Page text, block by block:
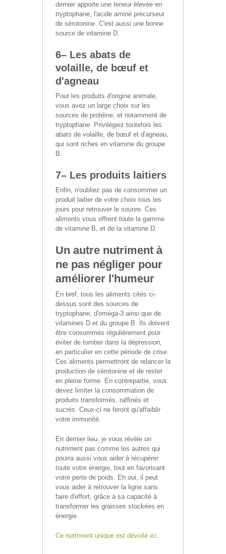
dernier apporte une teneur élevée en
tryptophane, l'acide aminé précurseur
de sérotonine. C'est aussi une bonne
source de vitamine D.
6– Les abats de
volaille, de bœuf et
d'agneau
Pour les produits d'origine animale,
vous avez un large choix sur les
sources de protéine, et notamment de
tryptophane. Privilégiez toutefois les
abats de volaille, de bœuf et d'agneau,
qui sont riches en vitamine du groupe
B.
7– Les produits laitiers
Enfin, n'oubliez pas de consommer un
produit laitier de votre choix tous les
jours pour retrouver le sourire. Ces
aliments vous offrent toute la gamme
de vitamine B, et de la vitamine D.
Un autre nutriment à
ne pas négliger pour
améliorer l'humeur
En bref, tous les aliments cités ci-
dessus sont des sources de
tryptophane, d'oméga-3 ainsi que de
vitamines D et du groupe B. Ils doivent
être consommés régulièrement pour
éviter de tomber dans la dépression,
en particulier en cette période de crise.
Ces aliments permettront de relancer la
production de sérotonine et de rester
en pleine forme. En contrepartie, vous
devez limiter la consommation de
produits transformés, raffinés et
sucrés. Ceux-ci ne feront qu'affaiblir
votre immunité.
En dernier lieu, je vous révèle un
nutriment pas comme les autres qui
pourra aussi vous aider à récupérer
toute votre énergie, tout en favorisant
votre perte de poids. Eh oui, il peut
vous aider à retrouver la ligne sans
faire d'effort, grâce à sa capacité à
transformer les graisses stockées en
énergie.
Ce nutriment unique est dévoilé ici.